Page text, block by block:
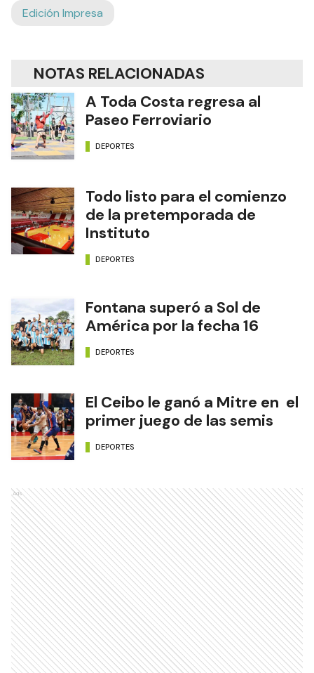
Edición Impresa
NOTAS RELACIONADAS
A Toda Costa regresa al
Paseo Ferroviario
DEPORTES
Todo listo para el comienzo
de la pretemporada de
Instituto
DEPORTES
Fontana superó a Sol de
América por la fecha 16
DEPORTES
El Ceibo le ganó a Mitre en el
primer juego de las semis
DEPORTES
Ads